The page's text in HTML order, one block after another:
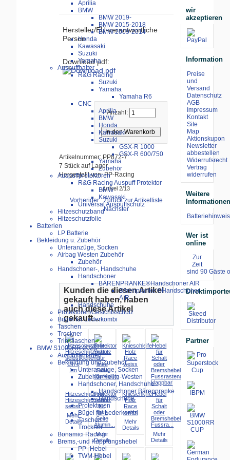
Aprilia
BMW
BMW 2019-
BMW 2015-2018
BMW 2009-2014
Honda
Kawasaki
Suzuki
Yamaha
Auspuffhalter
R&G Racing
Suzuki
Yamaha
Yamaha R6
CNC
Aprilia
BMW
Honda
Kawasaki
Suzuki
GSX-R 1000
GSX-R 600/750
Yamaha
Zubehör
Auspuffprotektoren
R&G Racing Auspuff Protektor
BMW
Kawasaki
Universal Auspuffschutz
Hitzeschutzband
Hitzeschutzfolie
Batterien
LP Batterie
Bekleidung u. Zubehör
Unteranzüge, Socken
Airbag Westen Zubehör
Zubehör
Handschoner-, Handschuhe
Handschoner
BÄRENPRANKE®Handschoner AIR
Bärenpranke ®Handschoner
AIR
Handschuhe
Protektoren/Gesichtsschutz
Bügel für Lederkombi
Taschen
Trockner
Trinkflaschen
BMW S1000RR 2023-
Auspuffanlagen
Bekleidung und Zubehör
Unteranzüge, Socken
Zubehör Helite-Westen
Handschoner, Handschuhe
Handschoner Bärenpranke
Handschuhe
Protektoren
Bügel für Lederkombi
Taschen
Trockner
Bonamici Racing
Brems,-und Kupplungshebel
PP- Hebel
TWM-Hebel
Hersteller/EU-verantwortliche
Person
Download pdf:
Anzahl:
Artikelnummer: PP872-7
7 Stück auf Lager
Hergestellt von: PP-Racing
Artikel 2/13
Vorheriger Zurück zur Artikelliste
Nächster
Kunden die diesen Artikel
gekauft haben, haben
auch diese Artikel
gekauft...
Hitzeschutzfolie
Hitzeschutzmatte
selbst...
Mehr
Details
Protektor
Schutz
für
linke
Seite
Alumin...
Mehr
Details
Knieschleifer
Holz
Race
weiss
Mehr
Details
Hebel
für
Schalt
oder
Bremshebel
Fussra...
Mehr
Details
wir
akzeptieren
Information
Preise
und
Versand
Datenschutz
AGB
Impressum
Kontakt
Site
Map
Aktionskupon
Newsletter
abbestellen
Widerrufsrecht
Vertrag
widerrufen
Weitere
Batteriehinweis
Wer ist
online
Zur
Zeit
sind 90 Gäste
Partner